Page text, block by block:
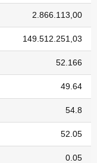
2.866.113,00
149.512.251,03
52.166
49.64
54.8
52.05
0.05